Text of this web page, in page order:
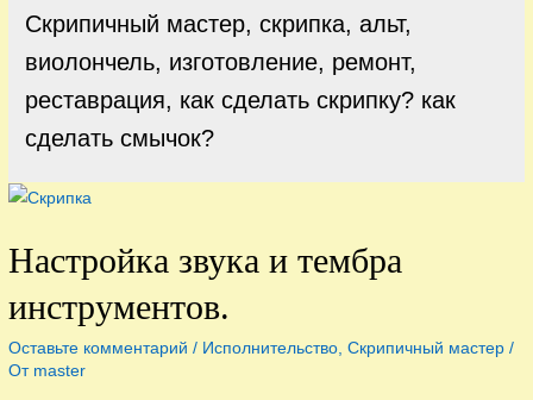
Скрипичный мастер, скрипка, альт,
виолончель, изготовление, ремонт,
реставрация, как сделать скрипку? как
сделать смычок?
Настройка звука и тембра
инструментов.
Оставьте комментарий / Исполнительство,Скрипичный мастер /
От master